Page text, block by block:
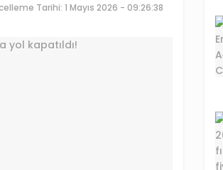
Tarihi: 1 Mayıs 2026 - 09:26:38